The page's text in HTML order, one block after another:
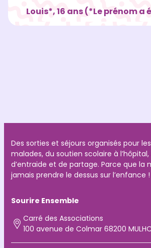
Louis*, 16 ans (*Le prénom a
Des sorties et séjours organisés pour
malades, du soutien scolaire à
d’entraide et de partage. Parce que la
jamais prendre le dessus sur l’enfance !
Sourire Ensemble
Carré des Associations
100 avenue de Colmar 68200